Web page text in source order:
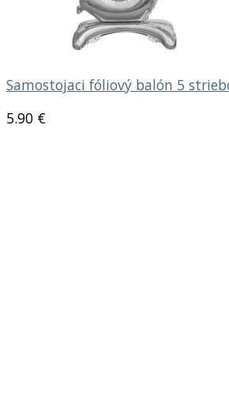
Samostojaci fóliový balón 5
5.90 €